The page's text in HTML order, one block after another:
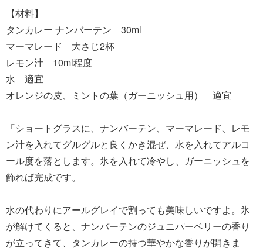
【材料】
タンカレー ナンバーテン 30ml
マーマレード 大さじ2杯
レモン汁 10ml程度
水 適宜
オレンジの皮、ミントの葉（ガーニッシュ用） 適宜
「ショートグラスに、ナンバーテン、マーマレード、レモ
ン汁を入れてグルグルと良くかき混ぜ、水を入れてアルコ
ール度を落とします。氷を入れて冷やし、ガーニッシュを
飾れば完成です。
水の代わりにアールグレイで割っても美味しいですよ。氷
が解けてくると、ナンバーテンのジュニパーベリーの香り
が立ってきて、タンカレーの持つ華やかな香りが開きま